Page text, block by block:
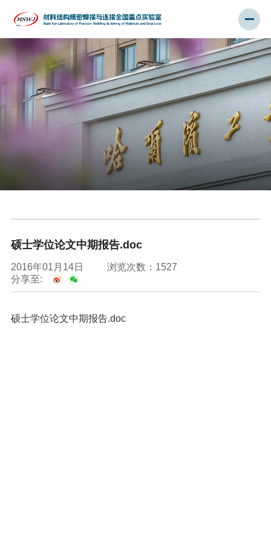
硕士学位论文中期报告.doc
2016年01月14日 浏览次数： 1527
分享至:
硕士学位论文中期报告.doc